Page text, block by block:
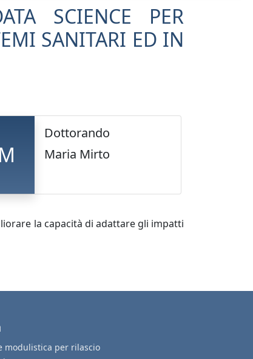
SCIENCE PER
SANITARI ED IN
Dottorando
Maria Mirto
la capacità di adattare gli impatti
modulistica per rilascio